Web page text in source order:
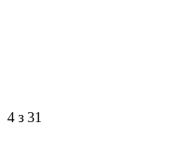
4 з 31